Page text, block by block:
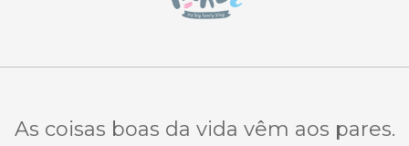
As coisas boas da vida vêm aos pares.